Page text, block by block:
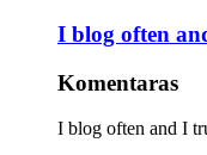
I blog often
Komentaras
I blog often and I